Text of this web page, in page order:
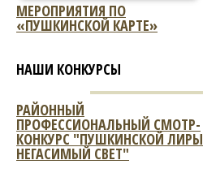
МЕРОПРИЯТИЯ ПО
«ПУШКИНСКОЙ КАРТЕ»
НАШИ КОНКУРСЫ
РАЙОННЫЙ
ПРОФЕССИОНАЛЬНЫЙ СМОТР-
КОНКУРС "ПУШКИНСКОЙ ЛИРЫ
НЕГАСИМЫЙ СВЕТ"